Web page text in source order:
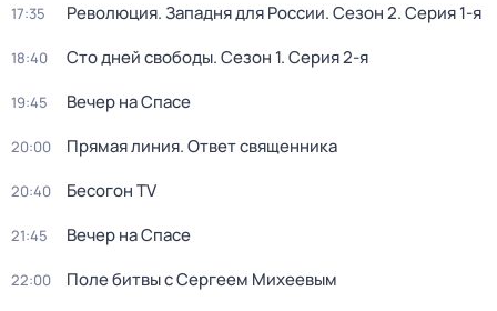
17:35 Революция. Западня для России. Сезон 2. Серия 1-я
18:40 Сто дней свободы. Сезон 1. Серия 2-я
19:45 Вeчер на Спасe
20:00 Прямая линия. Ответ священника
20:40 Бесогон TV
21:45 Вeчер на Спасe
22:00 Поле битвы с Сергеем Михеевым